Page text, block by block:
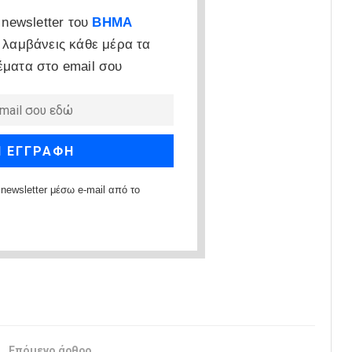
του ΒΗΜΑ
κάθε μέρα τα
στο email σου
μέσω e-mail από το